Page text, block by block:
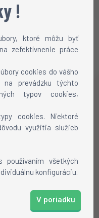
!
ktoré môžu byť
zefektívnenie práce
cookies do vášho
na prevádzku týchto
typov cookies,
cookies. Niektoré
využitia služieb
všetkých
konfiguráciu.
V poriadku
kreditu v libovolné
15:00 (platba
připsána a
údaje v
podmínky je do
České a
nebo jej nebude
nárok na cenu